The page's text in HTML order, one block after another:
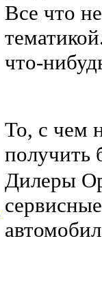
Все что
что-
То, с чем
получить
Дилеры